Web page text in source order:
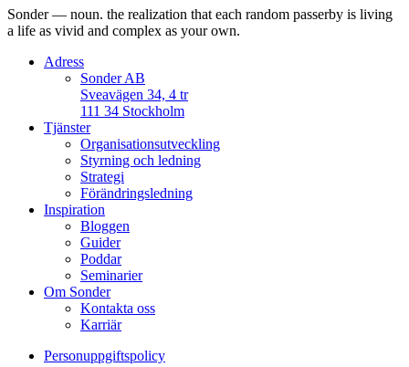
Sonder — noun. the realization that each random passerby is living
a life as vivid and complex as your own.
Adress
Sonder AB
Sveavägen 34, 4 tr
111 34 Stockholm
Tjänster
Organisationsutveckling
Styrning och ledning
Strategi
Förändringsledning
Inspiration
Bloggen
Guider
Poddar
Seminarier
Om Sonder
Kontakta oss
Karriär
Personuppgifts­policy